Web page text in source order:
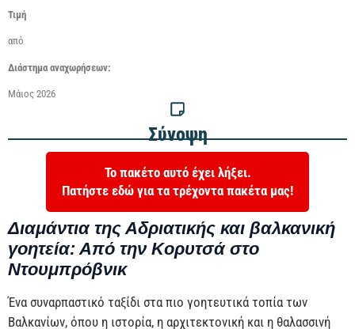
Τιμή
από
Διάστημα αναχωρήσεων:
Μάιος 2026
Σύνοψη
Το πακέτο αυτό έχει λήξει.
Πατήστε εδώ για τα τρέχοντα πακέτα μας!
Διαμάντια της Αδριατικής και βαλκανική
γοητεία: Από την Κορυτσά στο
Ντουμπρόβνικ
Ένα συναρπαστικό ταξίδι στα πιο γοητευτικά τοπία των
Βαλκανίων, όπου η ιστορία, η αρχιτεκτονική και η θαλασσινή